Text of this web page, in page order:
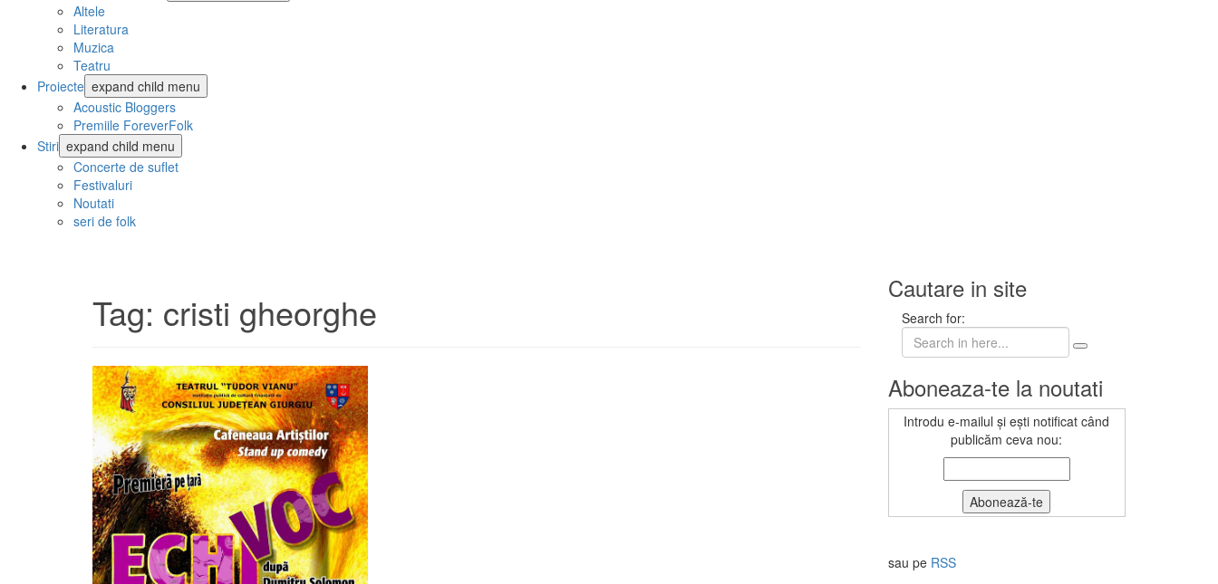
Altele
Literatura
Muzica
Teatru
Proiecte expand child menu
Acoustic Bloggers
Premiile ForeverFolk
Stiri expand child menu
Concerte de suflet
Festivaluri
Noutati
seri de folk
Tag: cristi gheorghe
Cautare in site
Search for:
Aboneaza-te la noutati
Introdu e-mailul și ești notificat când
publicăm ceva nou:
sau pe RSS